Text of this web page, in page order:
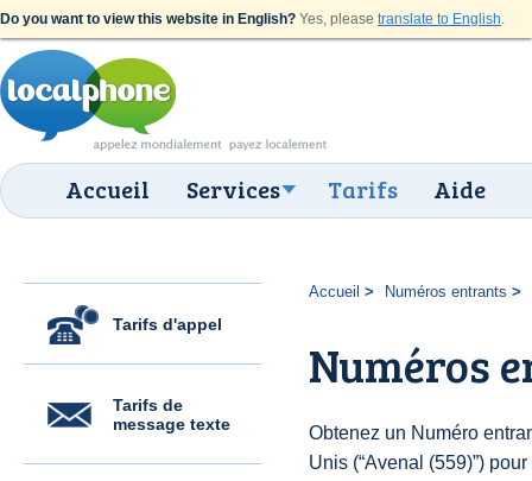
Do you want to view this website in English? Yes, please translate to English.
Accueil Services Tarifs Aide
Tarifs d'appel
Tarifs de
message texte
Accueil Numéros entrants
Numéros
Obtenez un Numéro
Unis (“Avenal (559)”)